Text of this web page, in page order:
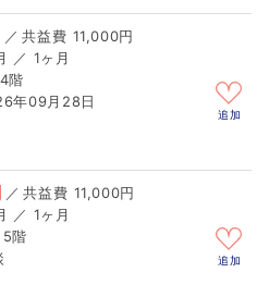
／
11,000円
／ 1ヶ月
4階
年09月28日
追加
／
11,000円
／ 1ヶ月
5階
追加